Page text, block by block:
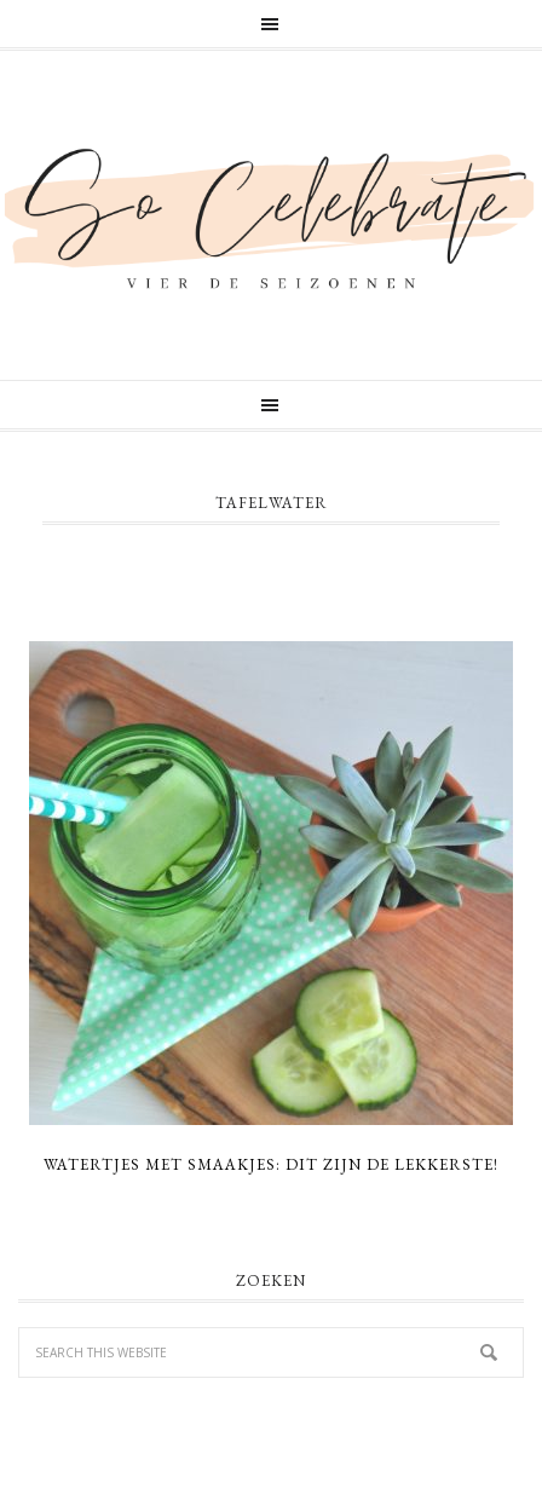
TAFELWATER
WATERTJES MET SMAAKJES: DIT ZIJN DE LEKKERSTE!
ZOEKEN